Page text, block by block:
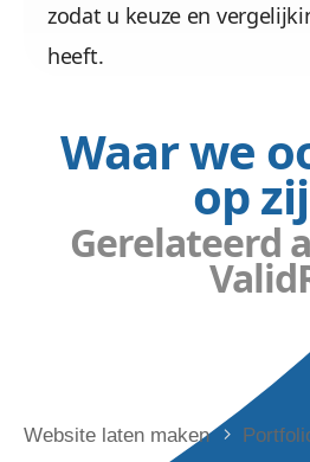
zodat u keuze en
heeft.
Waar we
op
Gerelateerd
Website laten maken